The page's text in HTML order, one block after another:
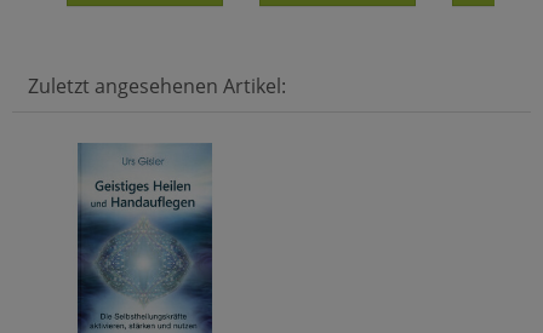
Zuletzt angesehenen Artikel: